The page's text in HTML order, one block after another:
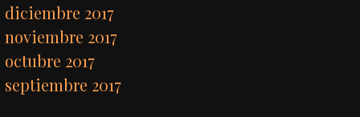
diciembre 2017
noviembre 2017
octubre 2017
septiembre 2017